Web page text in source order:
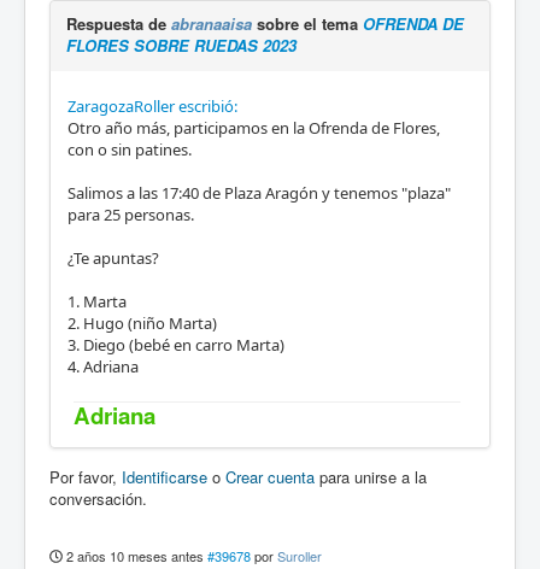
Respuesta de abranaaisa sobre el tema OFRENDA DE
FLORES SOBRE RUEDAS 2023
ZaragozaRoller escribió:
Otro año más, participamos en la Ofrenda de Flores,
con o sin patines.
Salimos a las 17:40 de Plaza Aragón y tenemos "plaza"
para 25 personas.
¿Te apuntas?
1. Marta
2. Hugo (niño Marta)
3. Diego (bebé en carro Marta)
4. Adriana
Adriana
Por favor, Identificarse o Crear cuenta para unirse a la
conversación.
2 años 10 meses antes #39678porSuroller